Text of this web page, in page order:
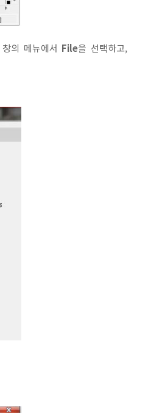
의 메뉴에서 File을 선택하고,